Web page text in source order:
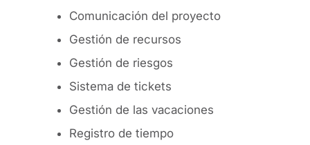
Comunicación del proyecto
Gestión de recursos
Gestión de riesgos
Sistema de tickets
Gestión de las vacaciones
Registro de tiempo